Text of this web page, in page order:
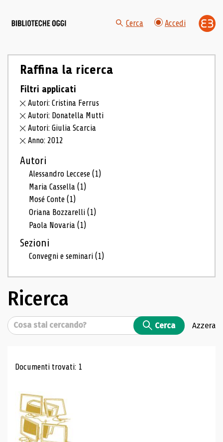
Cerca Accedi
Raffina la ricerca
Filtri applicati
Autori: Cristina Ferrus
Autori: Donatella Mutti
Autori: Giulia Scarcia
Anno: 2012
Autori
Alessandro Leccese(1)
Maria Cassella(1)
Mosé Conte(1)
Oriana Bozzarelli(1)
Paola Novaria(1)
Sezioni
Convegni e seminari(1)
Ricerca
Cerca Cerca Azzera
Risultati di ricerca
Documenti trovati: 1